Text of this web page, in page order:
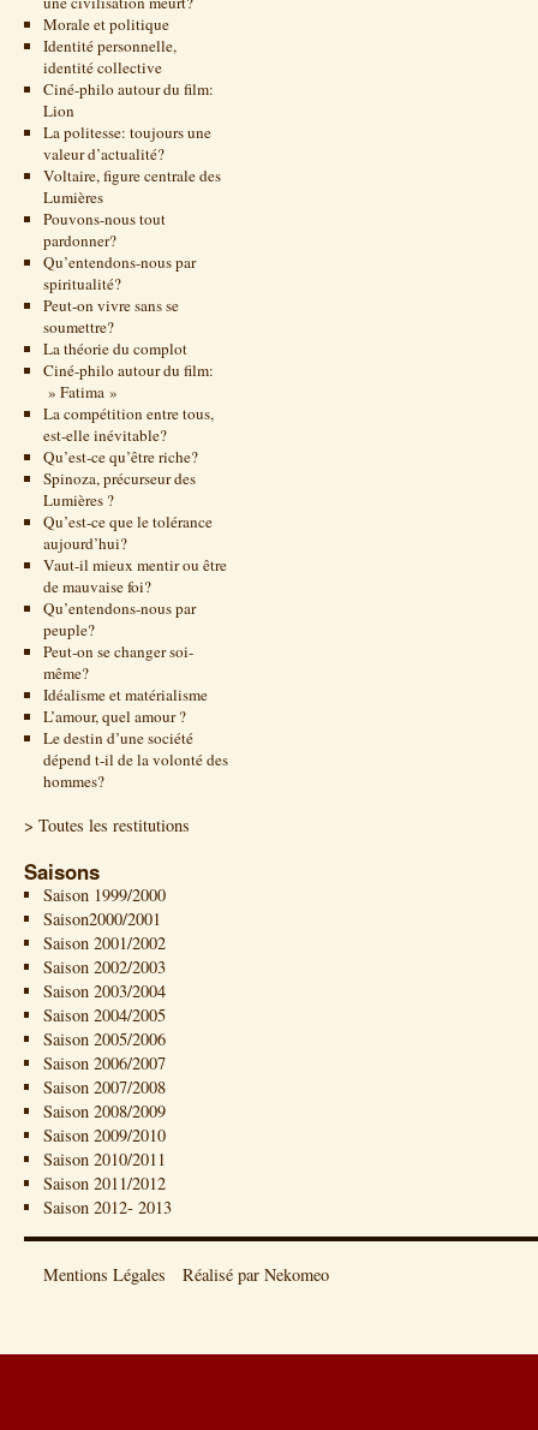
Morale et politique
Identité personnelle,
identité collective
Ciné-philo autour du film:
Lion
La politesse: toujours une
valeur d’actualité?
Voltaire, figure centrale des
Lumières
Pouvons-nous tout
pardonner?
Qu’entendons-nous par
spiritualité?
Peut-on vivre sans se
soumettre?
La théorie du complot
Ciné-philo autour du film:
» Fatima »
La compétition entre tous,
est-elle inévitable?
Qu’est-ce qu’être riche?
Spinoza, précurseur des
Lumières ?
Qu’est-ce que le tolérance
aujourd’hui?
Vaut-il mieux mentir ou être
de mauvaise foi?
Qu’entendons-nous par
peuple?
Peut-on se changer soi-
même?
Idéalisme et matérialisme
L’amour, quel amour ?
Le destin d’une société
dépend t-il de la volonté des
hommes?
> Toutes les restitutions
Saisons
Saison 1999/2000
Saison2000/2001
Saison 2001/2002
Saison 2002/2003
Saison 2003/2004
Saison 2004/2005
Saison 2005/2006
Saison 2006/2007
Saison 2007/2008
Saison 2008/2009
Saison 2009/2010
Saison 2010/2011
Saison 2011/2012
Saison 2012- 2013
Mentions Légales Réalisé par Nekomeo